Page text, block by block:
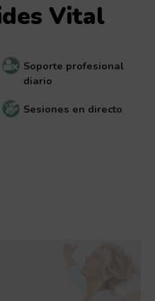
Vital
Soporte profesional
diario
Sesiones en directo